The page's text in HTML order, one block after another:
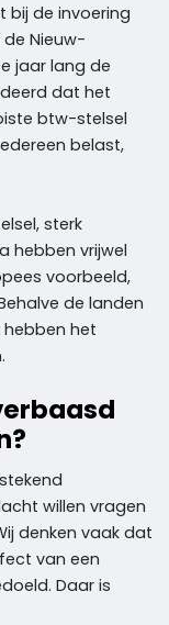
bij de invoering
Nieuw-
jaar lang de
dat het
btw-stelsel
belast,
sterk
hebben vrijwel
voorbeeld,
de landen
het
willen vragen
denken vaak dat
van een
Daar is